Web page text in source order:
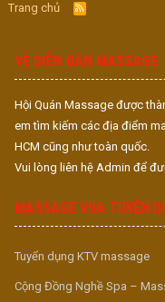
Trang chủ
R
S
VỀ DIỄN ĐÀN MASSAGE
Hội Quán Massage được
em tìm kiếm các địa điểm
HCM cũng như toàn quốc.
Vui lòng liên hệ Admin để
MASSAGE VUA TUYỂN
Tuyển dụng KTV massage
Cộng Đồng Nghề Spa –